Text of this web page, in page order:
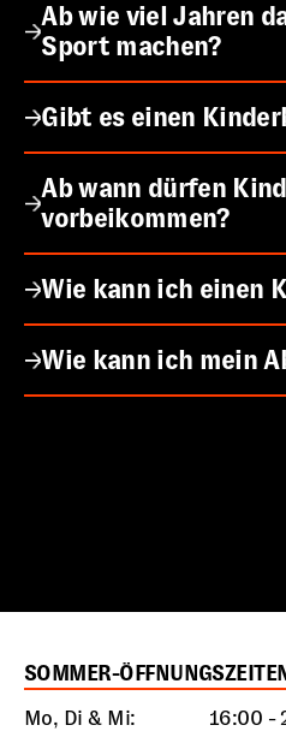
Ab wie viel Jahren
Sport machen?
Gibt es einen
Ab wann dürfen
vorbeikommen?
Wie kann ich einen
Wie kann ich mein
SOMMER-ÖFFNUNGSZEITEN
Mo, Di & Mi:
16:00 -